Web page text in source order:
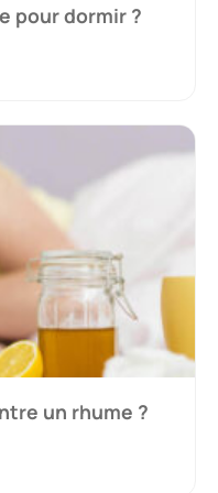
pour dormir ?
un rhume ?